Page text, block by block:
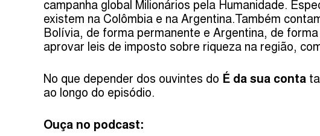
campanha global Milionários pela Humanidade.
existem na Colômbia e na Argentina.Também
Bolívia, de forma permanente e Argentina, de
aprovar leis de imposto sobre riqueza na região,
No que depender dos ouvintes do É da sua conta
ao longo do episódio.
Ouça no podcast: